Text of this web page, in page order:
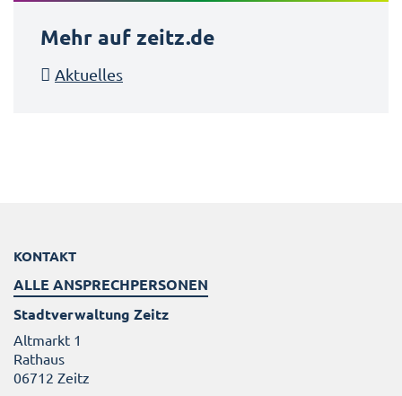
Mehr auf zeitz.de
Aktuelles
KONTAKT
ALLE ANSPRECHPERSONEN
Stadtverwaltung Zeitz
Altmarkt 1
Rathaus
06712 Zeitz